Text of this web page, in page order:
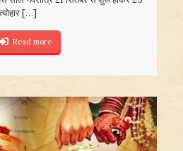
[…]
Read more